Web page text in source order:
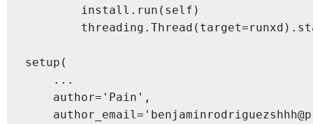
        install.run(self)
setup(
    ...
    author='Pain',